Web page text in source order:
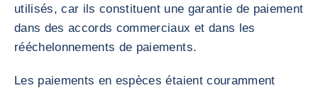
utilisés, car ils constituent une garantie de paiement
dans des accords commerciaux et dans les
rééchelonnements de paiements.
Les paiements en espèces étaient couramment